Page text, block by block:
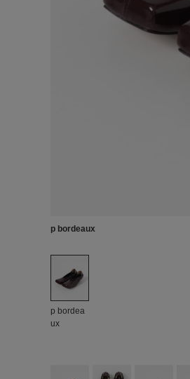
p bordeaux
p bordea
ux